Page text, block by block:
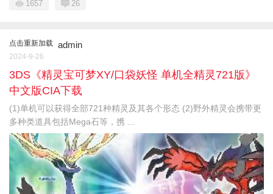
1657 26
点击重新加载 admin
2024-9-26
3DS《精灵宝可梦XY/口袋妖怪 单机全精灵721版》
中文版CIA下载
(1)单机可以获得全部721种精灵及其各个形态 (2)野外精灵会携带更
多种类道具包括Mega石等，携 ...